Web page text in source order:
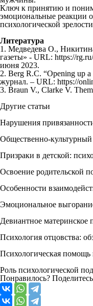
Ключ к принятию и
эмоциональные реакции
психологической
Литература
1. Медведева О.,
газеты» - URL: https://
июня 2023.
2. Berg R.C. “Opening up
журнал. – URL: https://
3. Braun V., Clarke V.
Другие статьи
Нарушения
Общественно-культурный
Призраки в детской:
Освоение родительской
Особенности
Эмоциональное
Девиантное материнское
Психология отцовства:
Психологическая помощь
Роль психологической
Понравилось?